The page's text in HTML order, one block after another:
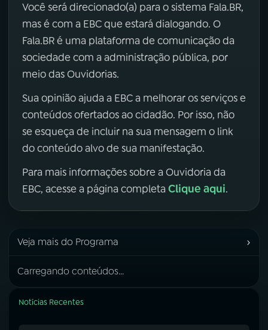
Você será direcionado(a) para o sistema Fala.BR,
mas é com a EBC que estará dialogando. O
Fala.BR é uma plataforma de comunicação da
sociedade com a administração pública, por
meio das Ouvidorias.
Sua opinião ajuda a EBC a melhorar os serviços e
conteúdos ofertados ao cidadão. Por isso, não
se esqueça de incluir na sua mensagem o link
do conteúdo alvo de sua manifestação.
Para mais informações sobre a Ouvidoria da
EBC, acesse a página completa Clique aqui.
Veja mais do Programa ›
Carregando conteúdos...
Notícias Recentes